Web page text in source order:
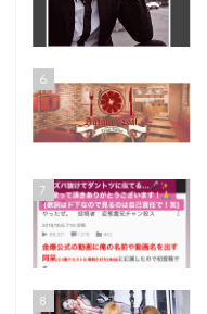
6
7
8